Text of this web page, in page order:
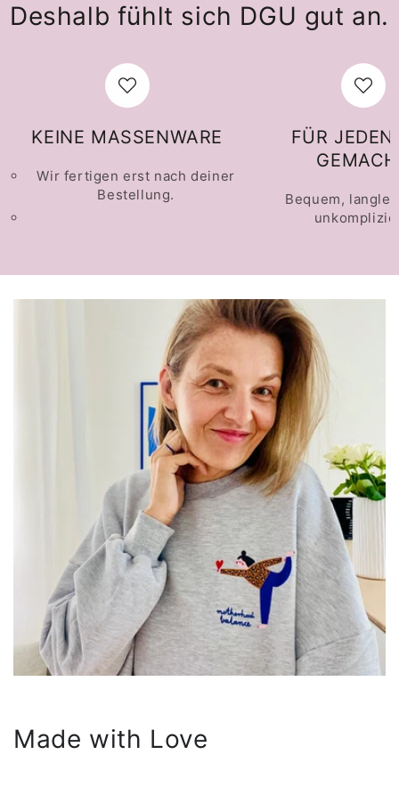
Deshalb fühlt sich DGU gut an.
KEINE MASSENWARE
Wir fertigen erst nach deiner
Bestellung.
FÜR JEDEN
Bequem,
Made with Love